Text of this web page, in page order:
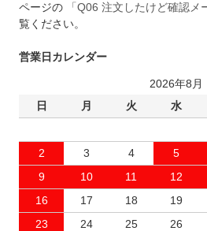
ページの
「Q06 注文したけど確認メ
覧ください。
営業日カレンダー
2026年8月
日
月 火 水
2
3 4 5
9
10 11 12
16
17 18 19
23
24 25 26